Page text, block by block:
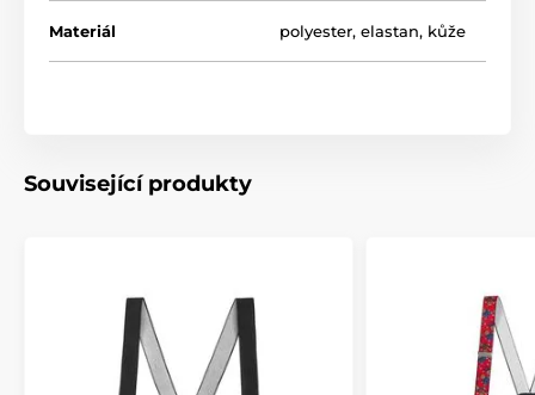
Materiál polyester, elastan, kůže
Související produkty